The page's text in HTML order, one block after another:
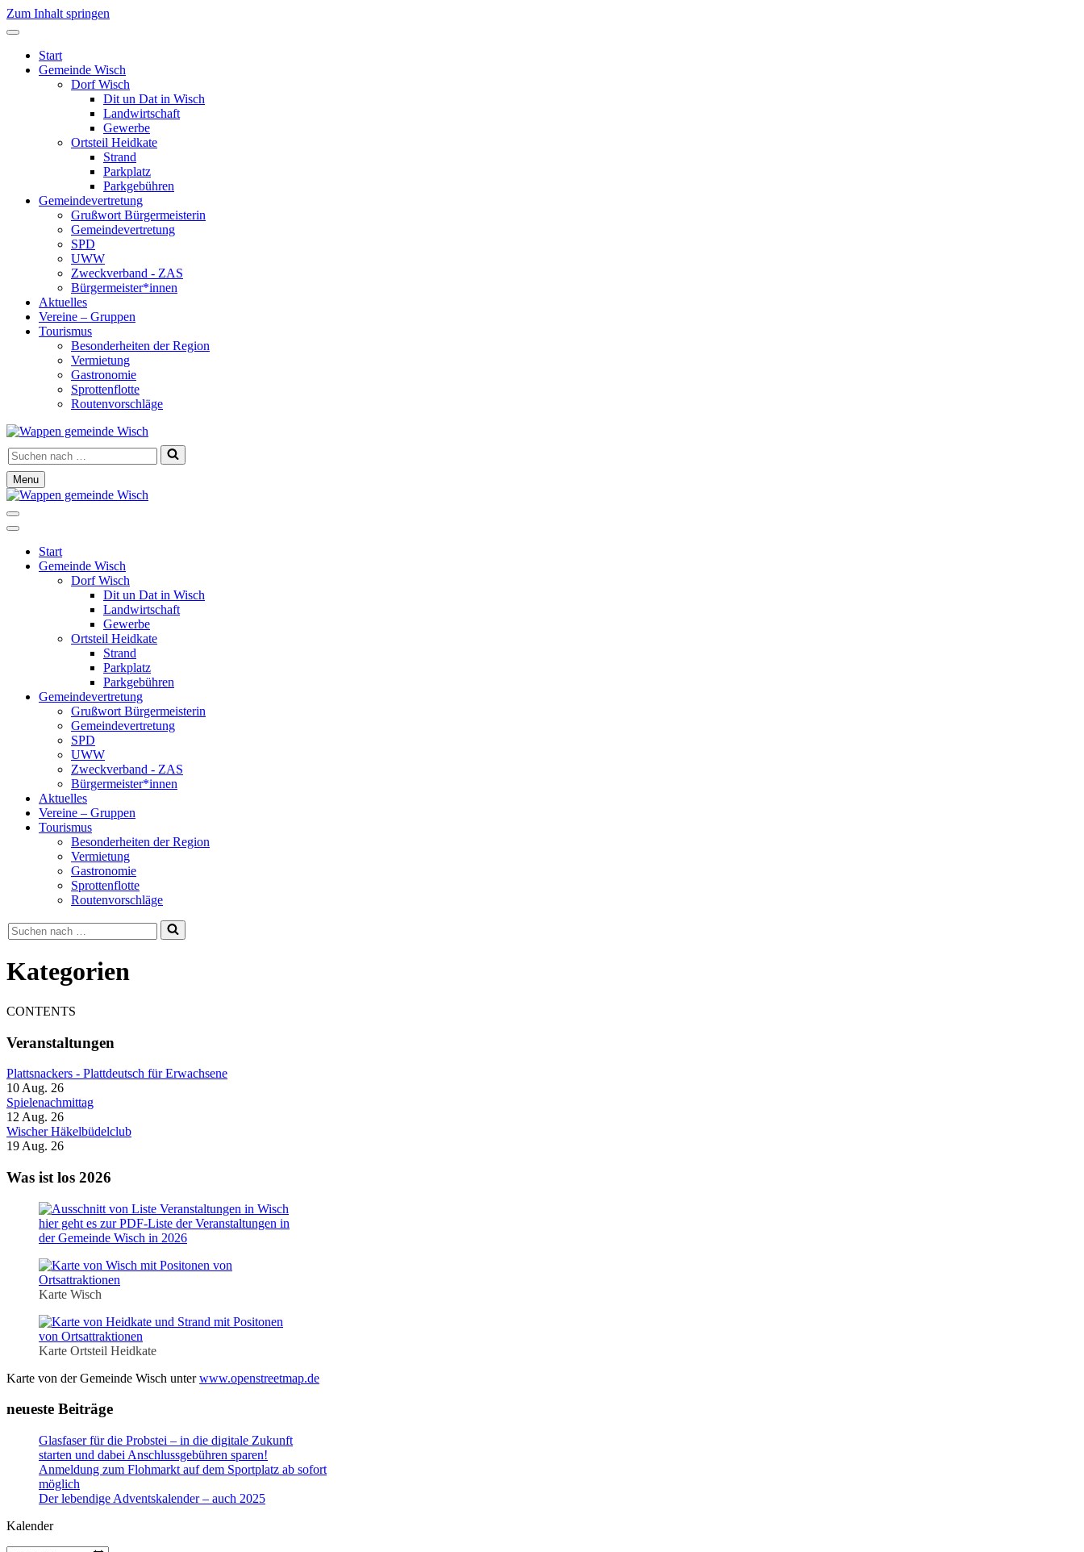
Zum Inhalt springen
Start
Gemeinde Wisch
Dorf Wisch
Dit un Dat in Wisch
Landwirtschaft
Gewerbe
Ortsteil Heidkate
Strand
Parkplatz
Parkgebühren
Gemeindevertretung
Grußwort Bürgermeisterin
Gemeindevertretung
SPD
UWW
Zweckverband - ZAS
Bürgermeister*innen
Aktuelles
Vereine – Gruppen
Tourismus
Besonderheiten der Region
Vermietung
Gastronomie
Sprottenflotte
Routenvorschläge
Suchen
nach …
Menu
Navigationsmenü
Navigationsmenü
Start
Gemeinde Wisch
Dorf Wisch
Dit un Dat in Wisch
Landwirtschaft
Gewerbe
Ortsteil Heidkate
Strand
Parkplatz
Parkgebühren
Gemeindevertretung
Grußwort Bürgermeisterin
Gemeindevertretung
SPD
UWW
Zweckverband - ZAS
Bürgermeister*innen
Aktuelles
Vereine – Gruppen
Tourismus
Besonderheiten der Region
Vermietung
Gastronomie
Sprottenflotte
Routenvorschläge
Suchen
nach …
Kategorien
CONTENTS
Veranstaltungen
Plattsnackers - Plattdeutsch für Erwachsene
10 Aug. 26
Spielenachmittag
12 Aug. 26
Wischer Häkelbüdelclub
19 Aug. 26
Was ist los 2026
hier geht es zur PDF-Liste der Veranstaltungen in
der Gemeinde Wisch in 2026
Karte Wisch
Karte Ortsteil Heidkate
Karte von der Gemeinde Wisch unterwww.openstreetmap.de
neueste Beiträge
Glasfaser für die Probstei – in die digitale Zukunft
starten und dabei Anschlussgebühren sparen!
Anmeldung zum Flohmarkt auf dem Sportplatz ab sofort
möglich
Der lebendige Adventskalender – auch 2025
Kalender